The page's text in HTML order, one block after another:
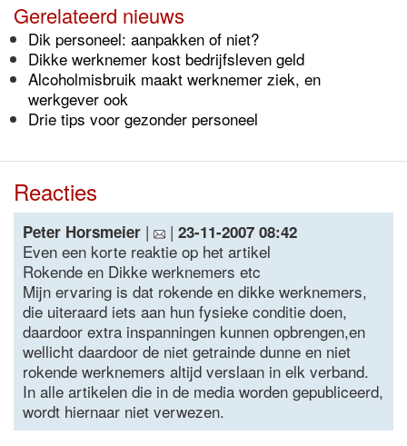
Gerelateerd nieuws
Dik personeel: aanpakken of niet?
Dikke werknemer kost bedrijfsleven geld
Alcoholmisbruik maakt werknemer ziek, en
werkgever ook
Drie tips voor gezonder personeel
Reacties
Peter Horsmeier | | 23-11-2007 08:42
Even een korte reaktie op het artikel
Rokende en Dikke werknemers etc
Mijn ervaring is dat rokende en dikke werknemers,
die uiteraard iets aan hun fysieke conditie doen,
daardoor extra inspanningen kunnen opbrengen,en
wellicht daardoor de niet getrainde dunne en niet
rokende werknemers altijd verslaan in elk verband.
In alle artikelen die in de media worden gepubliceerd,
wordt hiernaar niet verwezen.